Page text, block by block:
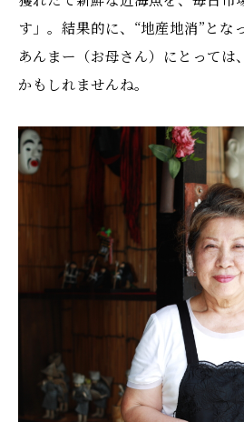
す」。結果的に、“地産地消”とな
あんまー（お母さん）にとっては
かもしれませんね。